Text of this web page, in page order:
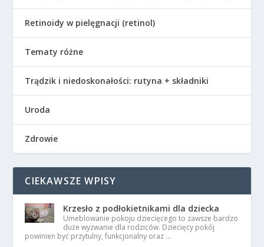
Retinoidy w pielęgnacji (retinol)
Tematy różne
Trądzik i niedoskonałości: rutyna + składniki
Uroda
Zdrowie
CIEKAWSZE WPISY
Krzesło z podłokietnikami dla dziecka
Umeblowanie pokoju dziecięcego to zawsze bardzo
duże wyzwanie dla rodziców. Dziecięcy pokój
powinien być przytulny, funkcjonalny oraz …